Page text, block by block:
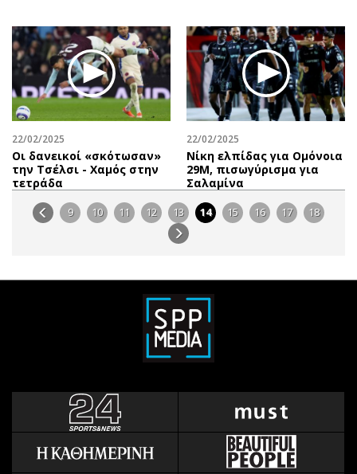
22/02/2025
Οι δανεικοί «σκότωσαν»
την Τσέλσι - Χαμός στην
τετράδα
22/02/2025
Νίκη ελπίδας για Ομόνοια
29Μ, πισωγύρισμα για
Σαλαμίνα
9 10 11 12 13 14 15 16 17 18